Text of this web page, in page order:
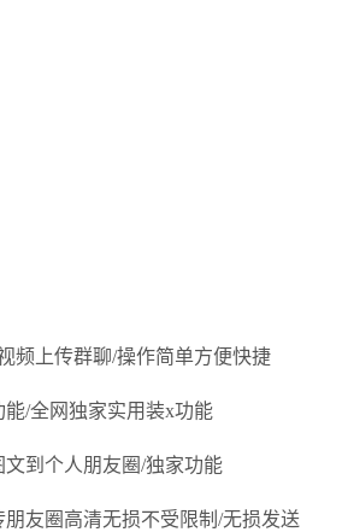
频上传群聊/操作简单方便快捷
/全网独家实用装x功能
到个人朋友圈/独家功能
友圈高清无损不受限制/无损发送